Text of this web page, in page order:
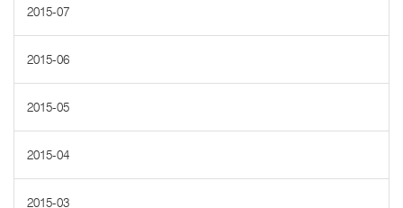
2015-07
2015-06
2015-05
2015-04
2015-03